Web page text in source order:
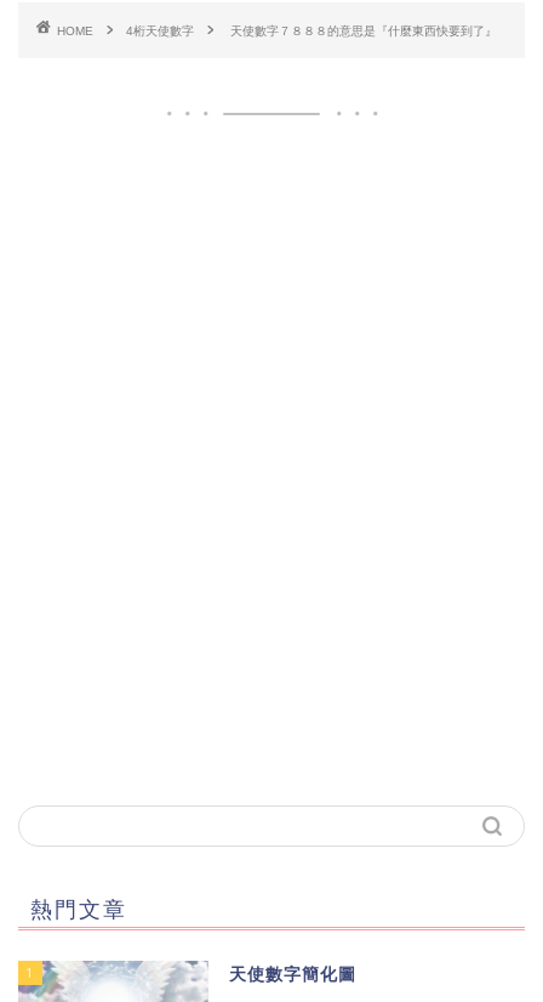
HOME 4桁天使數字 天使數字７８８８的意思是『什麼東西快要到了』
熱門文章
1 天使數字簡化圖